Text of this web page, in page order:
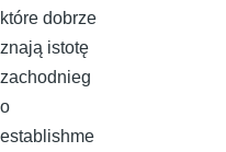
które dobrze
znają istotę
zachodnieg
o
establishme